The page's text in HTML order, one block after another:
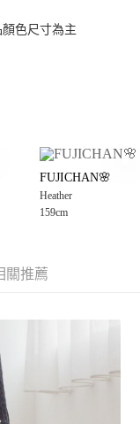
用無須另外申請。
跳轉到大哥付的交易
確認頁面所載為準。
通過，訂單將自動取
月結算日後寄送繳費提
灣大直營門市／銀行轉
至「AFTEE先享後付」
帳。
結，可透過四大超商／
色尺寸為主
FUJICHAN🌸
Heather
159cm
關推薦